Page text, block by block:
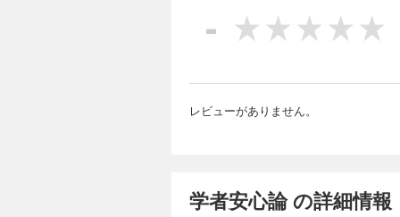
-
レビューがありません。
学者安心論 の詳細情報